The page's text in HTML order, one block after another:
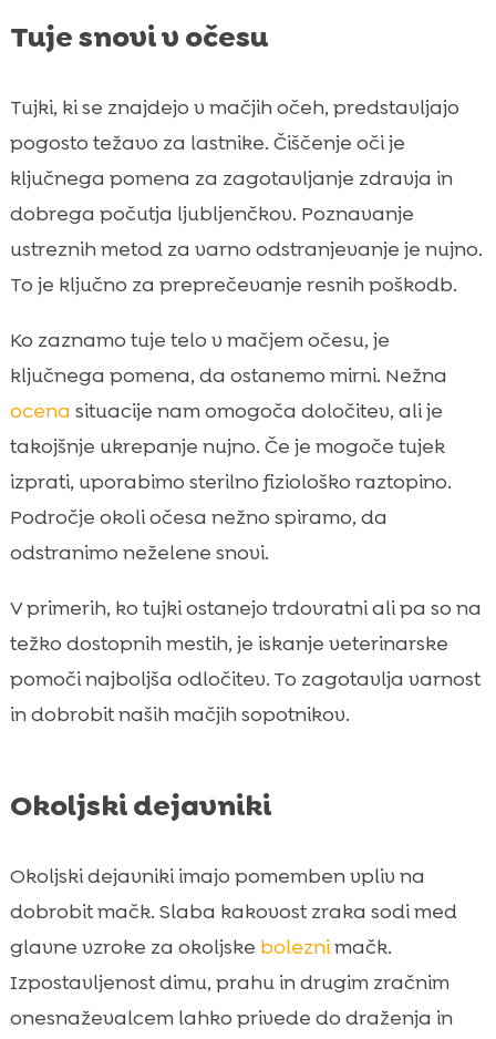
Tuje snovi v očesu
Tujki, ki se znajdejo v mačjih očeh, predstavljajo
pogosto težavo za lastnike. Čiščenje oči je
ključnega pomena za zagotavljanje zdravja in
dobrega počutja ljubljenčkov. Poznavanje
ustreznih metod za varno odstranjevanje je nujno.
To je ključno za preprečevanje resnih poškodb.
Ko zaznamo tuje telo v mačjem očesu, je
ključnega pomena, da ostanemo mirni. Nežna
ocena situacije nam omogoča določitev, ali je
takojšnje ukrepanje nujno. Če je mogoče tujek
izprati, uporabimo sterilno fiziološko raztopino.
Področje okoli očesa nežno spiramo, da
odstranimo neželene snovi.
V primerih, ko tujki ostanejo trdovratni ali pa so na
težko dostopnih mestih, je iskanje veterinarske
pomoči najboljša odločitev. To zagotavlja varnost
in dobrobit naših mačjih sopotnikov.
Okoljski dejavniki
Okoljski dejavniki imajo pomemben vpliv na
dobrobit mačk. Slaba kakovost zraka sodi med
glavne vzroke za okoljske boleznimačk.
Izpostavljenost dimu, prahu in drugim zračnim
onesnaževalcem lahko privede do draženja in